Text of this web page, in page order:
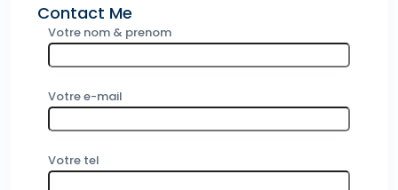
Contact Me
Votre nom & prenom
Votre e-mail
Votre tel